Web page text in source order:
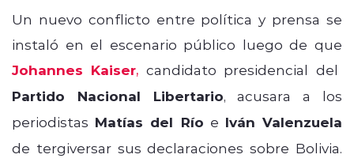
Un nuevo conflicto entre política y prensa se
instaló en el escenario público luego de que
Johannes Kaiser, candidato presidencial del
Partido Nacional Libertario, acusara a los
periodistas Matías del Río e Iván Valenzuela
de tergiversar sus declaraciones sobre Bolivia.